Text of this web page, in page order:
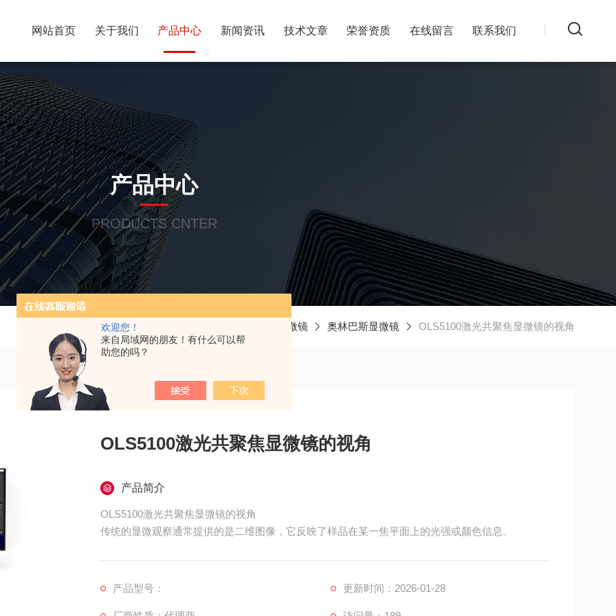
欢迎您！
来自局域网的朋友！有什么可以帮
助您的吗？
网站首页 关于我们 产品中心 新闻资讯 技术文章 荣誉资质 在线留言 联系我们
产品中心
PRODUCTS CNTER
当前位置： 光学显微镜 奥林巴斯显微镜 OLS5100激光共聚焦显微镜的视角
OLS5100激光共聚焦显微镜的视角
产品简介
OLS5100激光共聚焦显微镜的视角
传统的显微观察通常提供的是二维图像，它反映了样品在某一焦平面上的光强或颜色信息。
产品型号： 更新时间：2026-01-28